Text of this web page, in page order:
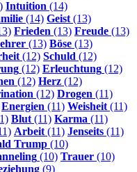
Intuition (14)
(14) Geist(13)
Frieden (13) Freude (13)
(13) Böse (13)
(12) Schuld (12)
(12) Erleuchtung (12)
(12) Herz (12)
(12) Drogen (11)
Energien (11) Weisheit(11)
Blut(11) Karma (11)
Arbeit(11) Jenseits (11)
Trump (10)
(10) Trauer (10)
(9)